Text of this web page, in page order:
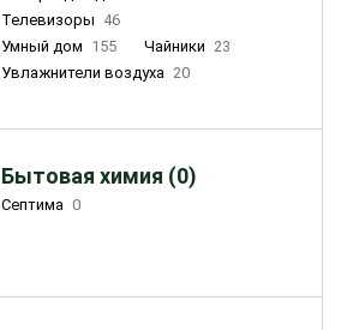
Телевизоры 46
Умный дом 155 Чайники 23
Увлажнители воздуха 20
Бытовая химия (0)
Септима 0